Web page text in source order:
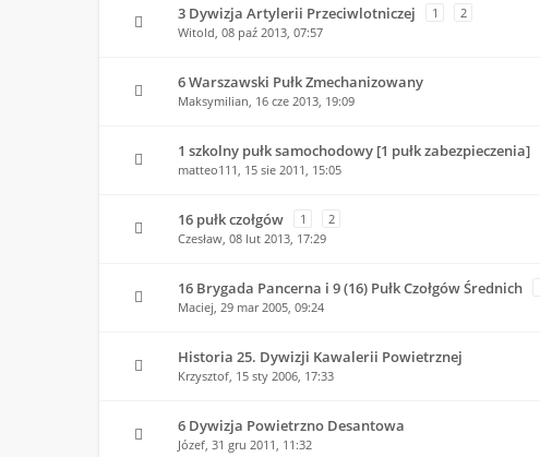
3 Dywizja Artylerii Przeciwlotniczej 1
2
Witold, 08 paź 2013, 07:57
6 Warszawski Pułk Zmechanizowany
Maksymilian, 16 cze 2013, 19:09
1 szkolny pułk samochodowy [1 pułk zabezpieczenia]
matteo111, 15 sie 2011, 15:05
16 pułk czołgów 1
2
Czesław, 08 lut 2013, 17:29
16 Brygada Pancerna i 9 (16) Pułk Czołgów Średnich
Maciej, 29 mar 2005, 09:24
Historia 25. Dywizji Kawalerii Powietrznej
Krzysztof, 15 sty 2006, 17:33
6 Dywizja Powietrzno Desantowa
Józef, 31 gru 2011, 11:32